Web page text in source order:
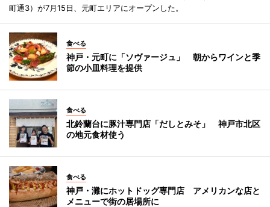
町通3）が7月15日、元町エリアにオープンした。
食べる
神戸・元町に「ソヴァージュ」 朝からワインと季
節の小皿料理を提供
食べる
北鈴蘭台に豚汁専門店「だしとみそ」 神戸市北区
の地元食材使う
食べる
神戸・灘にホットドッグ専門店 アメリカンな店と
メニューで街の居場所に